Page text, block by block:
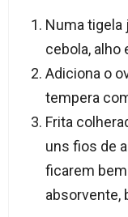
Numa tigela
cebola, alho
Adiciona o
tempera
Frita
uns fios de
ficarem bem
absorvente,